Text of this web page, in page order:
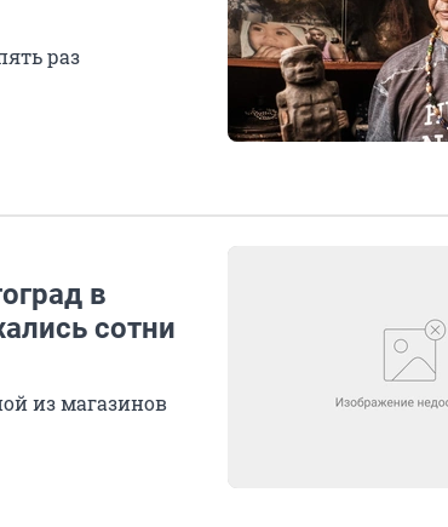
раз
в
сотни
из магазинов